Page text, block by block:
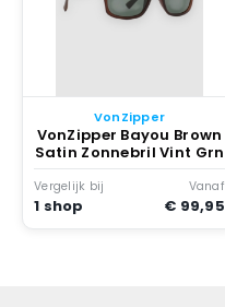
VonZipper
VonZipper Bayou Brown
Satin Zonnebril Vint Grn
Vergelijk bij
1 shop
Vanaf
€ 99,95